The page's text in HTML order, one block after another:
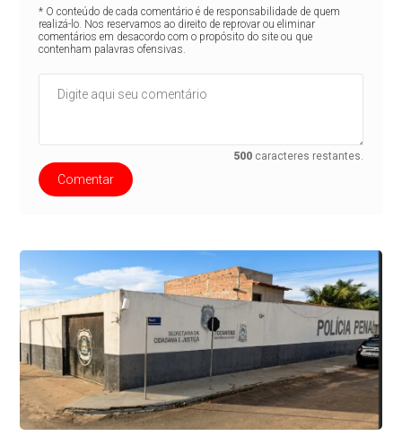
* O conteúdo de cada comentário é de responsabilidade de quem
realizá-lo. Nos reservamos ao direito de reprovar ou eliminar
comentários em desacordo com o propósito do site ou que
contenham palavras ofensivas.
500 caracteres restantes.
Comentar